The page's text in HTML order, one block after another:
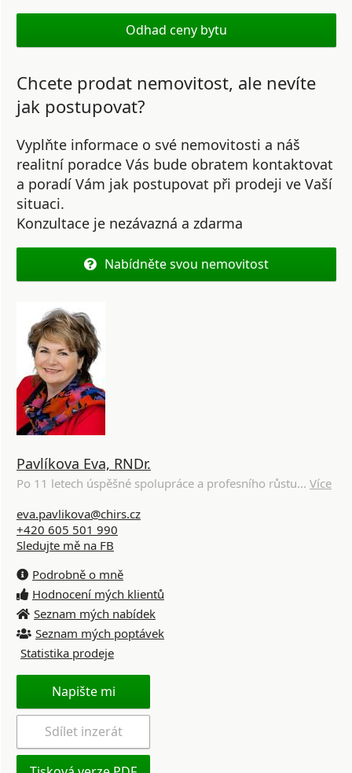
Odhad ceny bytu
Chcete prodat nemovitost, ale nevíte
jak postupovat?
Vyplňte informace o své nemovitosti a náš
realitní poradce Vás bude obratem kontaktovat
a poradí Vám jak postupovat při prodeji ve Vaší
situaci.
Konzultace je nezávazná a zdarma
Nabídněte svou nemovitost
Pavlíkova Eva, RNDr.
Po 11 letech úspěšné spolupráce a profesního růstu... Více
eva.pavlikova@chirs.cz
+420 605 501 990
Sledujte mě na FB
Podrobně o mně
Hodnocení mých klientů
Seznam mých nabídek
Seznam mých poptávek
Statistika prodeje
Napište mi
Sdílet inzerát